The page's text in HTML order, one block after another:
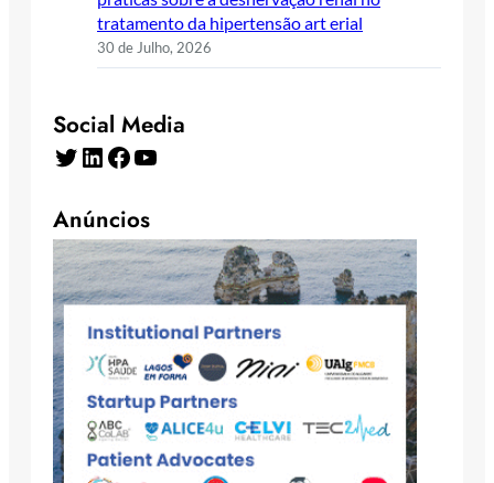
tratamento da hipertensão art erial
30 de Julho, 2026
Social Media
Twitter LinkedIn Facebook YouTube
Anúncios